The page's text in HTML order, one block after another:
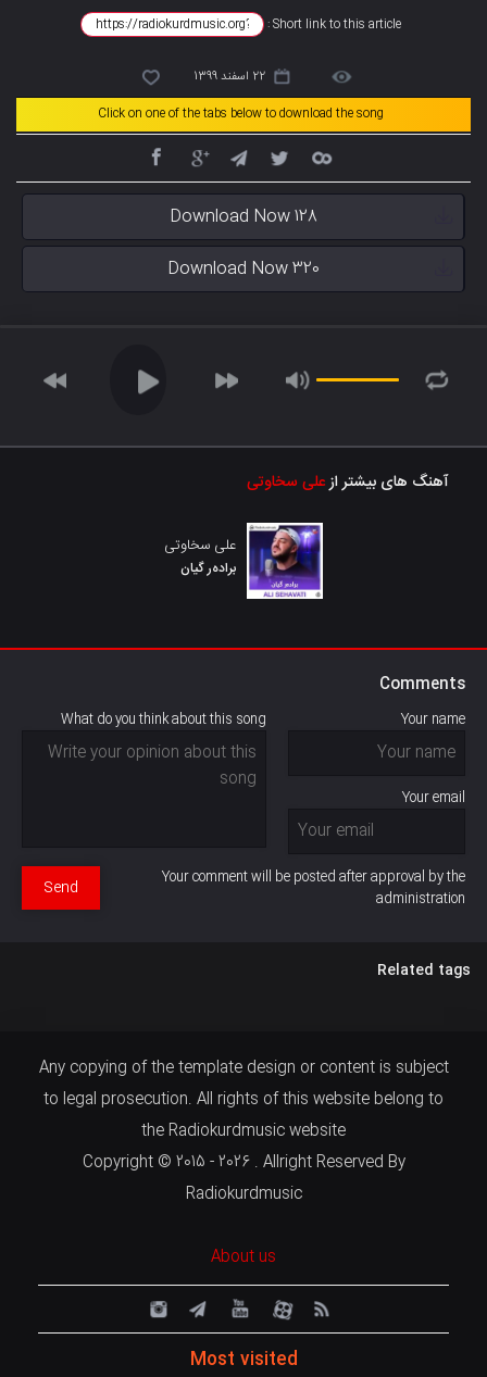
Short link to this article :
22 اسفند 1399
Click on one of the tabs below to download the song
Download Now 128
Download Now 320
آهنگ های بیشتر ازعلی سخاوتی
علی سخاوتی
برادەر گیان
Comments
Your name
Your email
What do you think about this song
Your comment will be posted after approval by the
administration
Send
Related tags
Any copying of the template design or content is subject
to legal prosecution. All rights of this website belong to
the Radiokurdmusic website
Copyright © 2015 - 2026 . Allright Reserved By
Radiokurdmusic
About us
Most visited